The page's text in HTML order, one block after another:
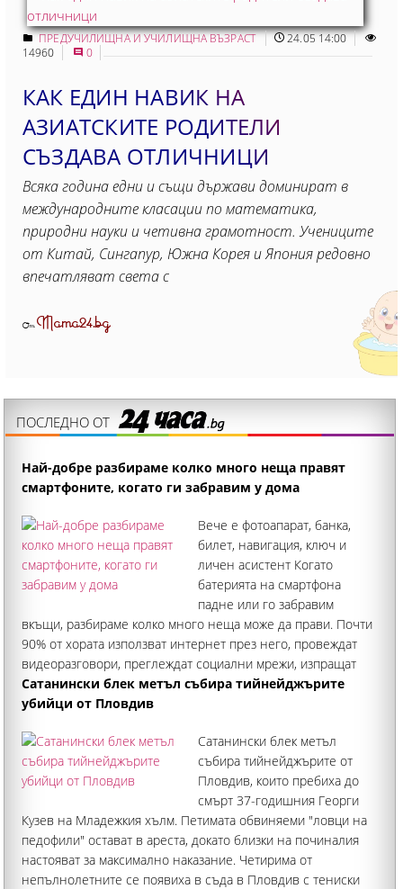
ПРЕДУЧИЛИЩНА И УЧИЛИЩНА ВЪЗРАСТ
24.05 14:00
14960
0
КАК ЕДИН НАВИК НА
АЗИАТСКИТЕ РОДИТЕЛИ
СЪЗДАВА ОТЛИЧНИЦИ
Всяка година едни и същи държави доминират в
международните класации по математика,
природни науки и четивна грамотност. Учениците
от Китай, Сингапур, Южна Корея и Япония редовно
впечатляват света с
ОтMama24.bg
ПОСЛЕДНО ОТ
Най-добре разбираме колко много неща правят
смартфоните, когато ги забравим у дома
Вече е фотоапарат, банка,
билет, навигация, ключ и
личен асистент Когато
батерията на смартфона
падне или го забравим
вкъщи, разбираме колко много неща може да прави. Почти
90% от хората използват интернет през него, провеждат
видеоразговори, преглеждат социални мрежи, изпращат
имейли. Над половината пазаруват онлайн, а 22
Сатанински блек метъл събира тийнейджърите
убийци от Пловдив
Сатанински блек метъл
събира тийнейджърите от
Пловдив, които пребиха до
смърт 37-годишния Георги
Кузев на Младежкия хълм. Петимата обвиняеми "ловци на
педофили" остават в ареста, докато близки на починалия
настояват за максимално наказание. Четирима от
непълнолетните се появиха в съда в Пловдив с тениски